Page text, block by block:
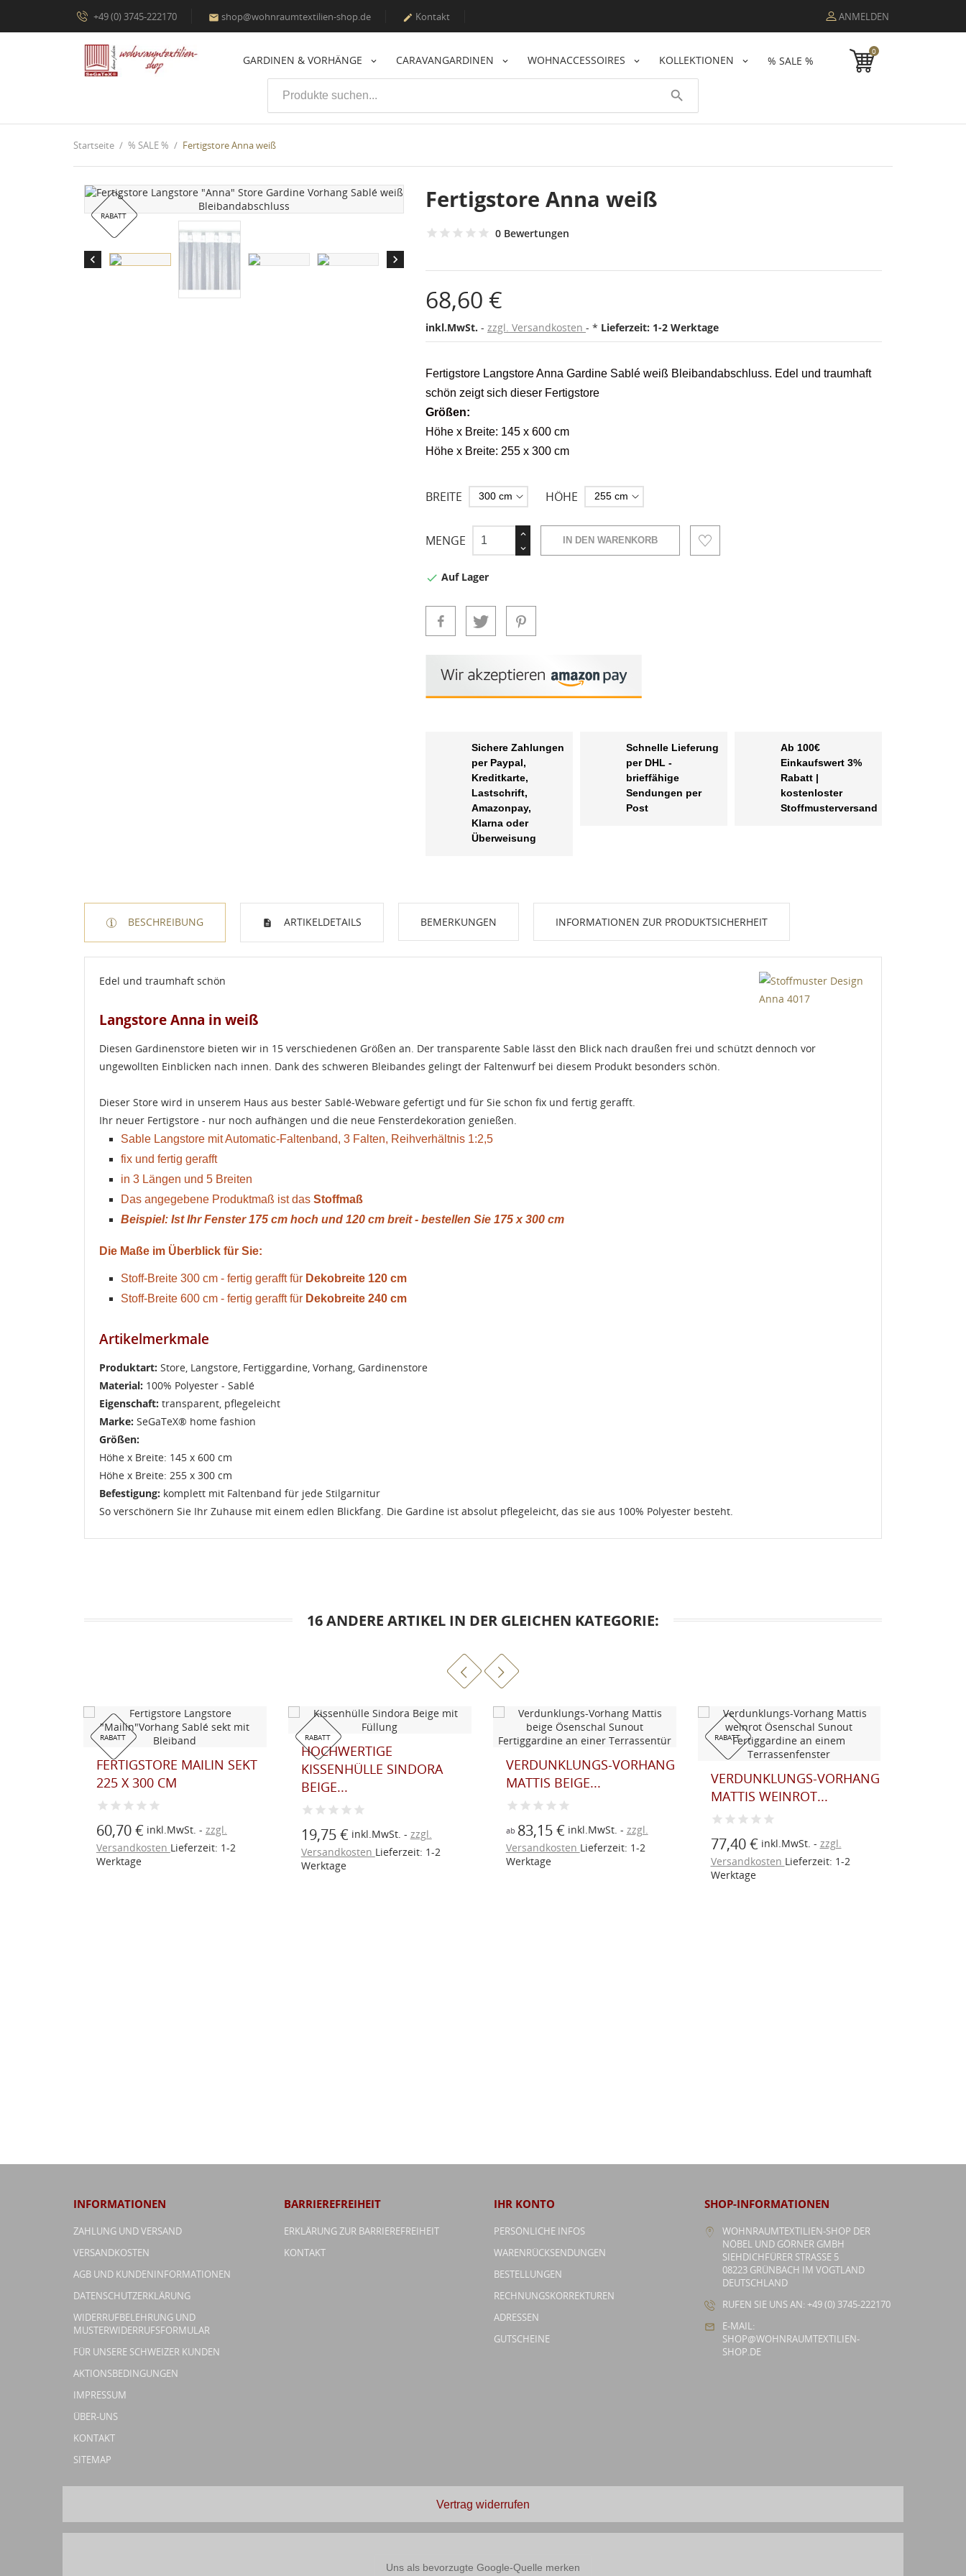
+49 (0) 3745-222170  shop@wohnraumtextilien-shop.de  Kontakt ANMELDEN
GARDINEN & VORHÄNGE CARAVANGARDINEN WOHNACCESSOIRES KOLLEKTIONEN % SALE %
0
search
Startseite % SALE % Fertigstore Anna weiß
RABATT
 
Fertigstore Anna weiß
0 Bewertungen
68,60 €
inkl.MwSt. zzgl. Versandkosten * Lieferzeit: 1-2 Werktage
Fertigstore Langstore Anna Gardine Sablé weiß Bleibandabschluss. Edel und traumhaft
schön zeigt sich dieser Fertigstore
Größen:
Höhe x Breite: 145 x 600 cm
Höhe x Breite: 255 x 300 cm
BREITE HÖHE
MENGE IN DEN WARENKORB
 Auf Lager
Sichere Zahlungen
per Paypal,
Kreditkarte,
Lastschrift,
Amazonpay,
Klarna oder
Überweisung
Schnelle Lieferung
per DHL -
brieffähige
Sendungen per
Post
Ab 100€
Einkaufswert 3%
Rabatt |
kostenloster
Stoffmusterversand
BESCHREIBUNG ARTIKELDETAILS BEMERKUNGEN INFORMATIONEN ZUR PRODUKTSICHERHEIT
Edel und traumhaft schön
Langstore Anna in weiß
Diesen Gardinenstore bieten wir in 15 verschiedenen Größen an. Der transparente Sable lässt den Blick nach draußen frei und schützt dennoch vor
ungewollten Einblicken nach innen. Dank des schweren Bleibandes gelingt der Faltenwurf bei diesem Produkt besonders schön.
Dieser Store wird in unserem Haus aus bester Sablé-Webware gefertigt und für Sie schon fix und fertig gerafft.
Ihr neuer Fertigstore - nur noch aufhängen und die neue Fensterdekoration genießen.
Sable Langstore mit Automatic-Faltenband, 3 Falten, Reihverhältnis 1:2,5
fix und fertig gerafft
in 3 Längen und 5 Breiten
Das angegebene Produktmaß ist das Stoffmaß
Beispiel: Ist Ihr Fenster 175 cm hoch und 120 cm breit - bestellen Sie 175 x 300 cm
Die Maße im Überblick für Sie:
Stoff-Breite 300 cm - fertig gerafft für Dekobreite 120 cm
Stoff-Breite 600 cm - fertig gerafft für Dekobreite 240 cm
Artikelmerkmale
Produktart: Store, Langstore, Fertiggardine, Vorhang, Gardinenstore
Material: 100% Polyester - Sablé
Eigenschaft: transparent, pflegeleicht
Marke: SeGaTeX® home fashion
Größen:
Höhe x Breite: 145 x 600 cm
Höhe x Breite: 255 x 300 cm
Befestigung: komplett mit Faltenband für jede Stilgarnitur
So verschönern Sie Ihr Zuhause mit einem edlen Blickfang. Die Gardine ist absolut pflegeleicht, das sie aus 100% Polyester besteht.
16 ANDERE ARTIKEL IN DER GLEICHEN KATEGORIE:
RABATT
FERTIGSTORE MAILIN SEKT
225 X 300 CM
60,70 € inkl.MwSt.
zzgl.
Versandkosten Lieferzeit: 1-2
Werktage
RABATT
HOCHWERTIGE
KISSENHÜLLE SINDORA
BEIGE...
19,75 € inkl.MwSt.
zzgl.
Versandkosten Lieferzeit: 1-2
Werktage
VERDUNKLUNGS-VORHANG
MATTIS BEIGE...
ab 83,15 € inkl.MwSt.
zzgl.
Versandkosten Lieferzeit: 1-2
Werktage
RABATT
VERDUNKLUNGS-VORHANG
MATTIS WEINROT...
77,40 € inkl.MwSt.
zzgl.
Versandkosten Lieferzeit: 1-2
Werktage
INFORMATIONEN
ZAHLUNG UND VERSAND
VERSANDKOSTEN
AGB UND KUNDENINFORMATIONEN
DATENSCHUTZERKLÄRUNG
WIDERRUFBELEHRUNG UND
MUSTERWIDERRUFSFORMULAR
FÜR UNSERE SCHWEIZER KUNDEN
AKTIONSBEDINGUNGEN
IMPRESSUM
ÜBER-UNS
KONTAKT
SITEMAP
BARRIEREFREIHEIT
ERKLÄRUNG ZUR BARRIEREFREIHEIT
KONTAKT
IHR KONTO
PERSÖNLICHE INFOS
WARENRÜCKSENDUNGEN
BESTELLUNGEN
RECHNUNGSKORREKTUREN
ADRESSEN
GUTSCHEINE
SHOP-INFORMATIONEN
WOHNRAUMTEXTILIEN-SHOP DER
NÖBEL UND GÖRNER GMBH
SIEHDICHFÜRER STRASSE 5
08223 GRÜNBACH IM VOGTLAND
DEUTSCHLAND
RUFEN SIE UNS AN: +49 (0) 3745-222170
E-MAIL:
SHOP@WOHNRAUMTEXTILIEN-
SHOP.DE
Abbrechen
ANMELDEN
Abbrechen
Vertrag widerrufen
Uns als bevorzugte Google-Quelle merken